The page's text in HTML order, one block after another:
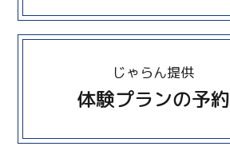
体験プランの予約
じゃらん提供
more